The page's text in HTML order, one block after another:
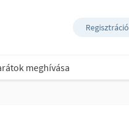
Regisztráció
meghívása